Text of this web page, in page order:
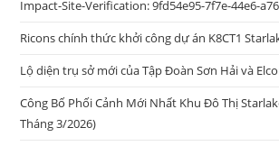
Impact-Site-Verification: 9fd54e95-7f7e-44e6-
Ricons chính thức khởi công dự án K8CT1
Lộ diện trụ sở mới của Tập Đoàn Sơn Hải và
Công Bố Phối Cảnh Mới Nhất Khu Đô Thị
Tháng 3/2026)